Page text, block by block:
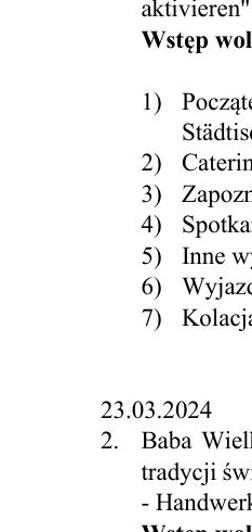
Projekty UE
Piechowice i
Piechowice- Demitz
Drogi do szkła i granitu
Dla Turysty
Atrakcje Turystyczne
Informacja Turystyczna
Poznaj Piechowice
Karkonosze
Wirtualny spacer